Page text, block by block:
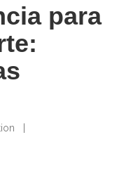
para